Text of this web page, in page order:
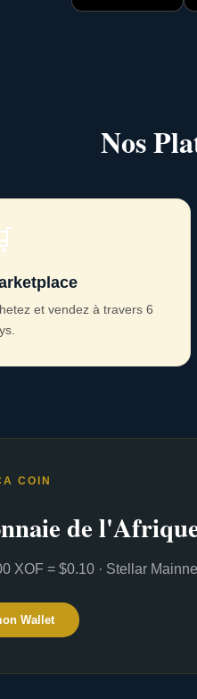
Nos
et vendez à travers 6
COIN
de
XOF = $0.10 · Stellar
Wallet